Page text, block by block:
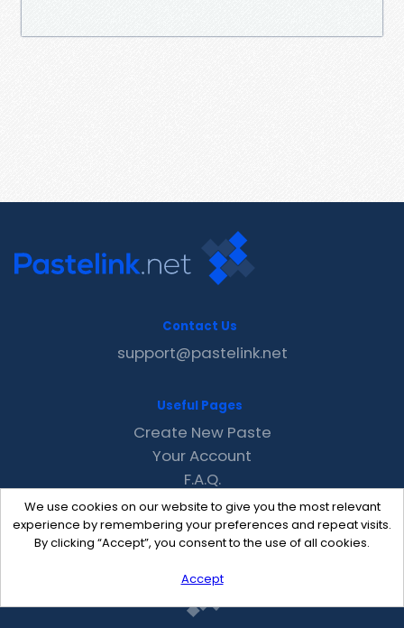
We use cookies on our website to give you the most relevant
experience by remembering your preferences and repeat visits.
By clicking “Accept”, you consent to the use of all cookies.
Accept
Contact Us
support@pastelink.net
Useful Pages
Create New Paste
Your Account
F.A.Q.
Recent
Contact